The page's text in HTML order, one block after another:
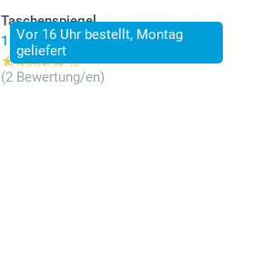
Vor 16 Uhr bestellt, Montag
geliefert
Taschenspiegel
18.95
(2 Bewertung/en)